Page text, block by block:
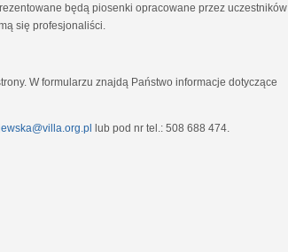
będą piosenki opracowane przez uczestników
się profesjonaliści.
W formularzu znajdą Państwo informacje dotyczące
lub pod nr tel.: 508 688 474.